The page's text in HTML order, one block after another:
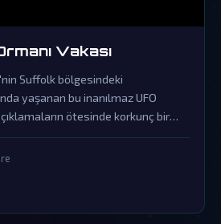
Vakası
Suffolk bölgesindeki
yaşanan bu inanılmaz UFO
ötesinde korkunç bir
personelin tanıklıkları ve olay
izler, dünya dışı varlıkların